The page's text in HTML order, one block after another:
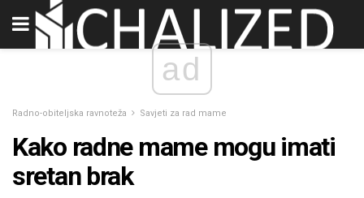
ad
Radno-obiteljska ravnoteža Savjeti za rad mame
Kako radne mame mogu imati
sretan brak